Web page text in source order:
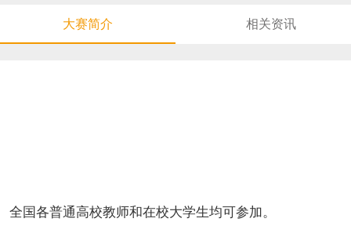
恭喜138****8638用户作品已成功备案！
恭喜133****9020用户作品已成功备案！
大赛简介 相关资讯
全国各普通高校教师和在校大学生均可参加。